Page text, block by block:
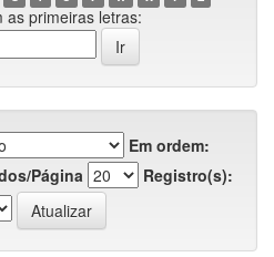
as primeiras letras:
Em ordem:
Página
Registro(s):